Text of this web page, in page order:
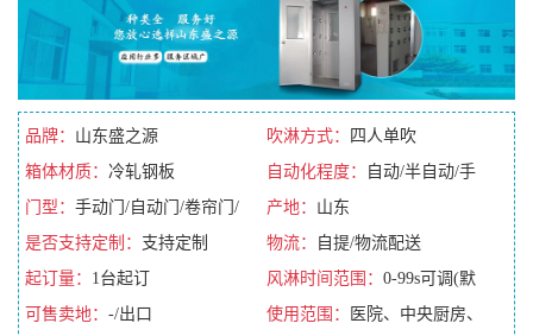
品牌： 山东盛之源 吹淋方式：
四人单吹
箱体材质： 冷轧钢板 自动化程度：
自动/半自动/手
动/全自动
门型： 手动门/自动门/卷帘门/
平移门
产地： 山东
是否支持定制： 支持定制 物流：
自提/物流配送
起订量： 1台起订 风淋时间范围： 0-99s可调(默
认10s)
可售卖地： -/出口 使用范围：
医院、中央厨房、